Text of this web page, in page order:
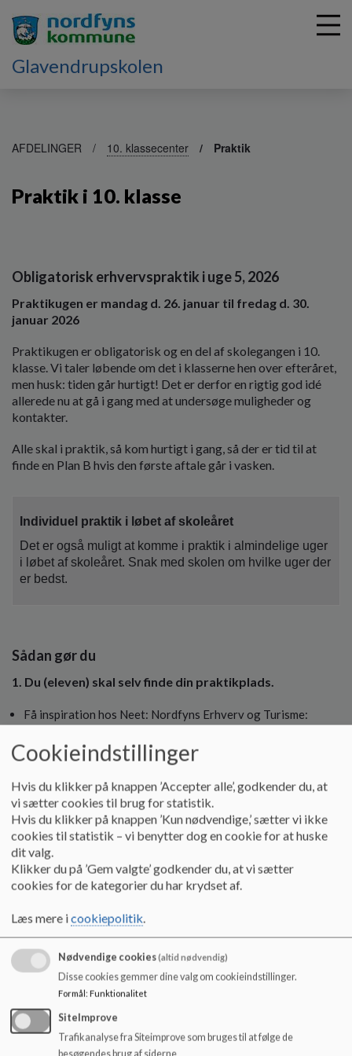
Glavendrupskolen
AFDELINGER 10. klassecenter Praktik
Praktik i 10. klasse
Obligatorisk erhvervspraktik i uge 5, 2026
Praktikugen er mandag d. 26. januar til fredag d. 30.
januar 2026
Praktikugen er obligatorisk og en del af skolegangen i 10.
klasse. Vi taler løbende om det i klasserne hen over efteråret,
men husk: tiden går hurtigt! Det er derfor en rigtig god idé
allerede nu at gå i gang med at undersøge muligheder og
kontakter.
Alle skal i praktik, så kom hurtigt i gang, så der er tid til at
finde en Plan B hvis den første aftale går i vasken.
Individuel praktik i løbet af skoleåret
Det er også muligt at komme i praktik i almindelige uger
i løbet af skoleåret. Snak med skolen om hvilke uger der
er bedst.
Sådan gør du
1. Du (eleven) skal selv finde din praktikplads.
Få inspiration hos Neet: Nordfyns Erhverv og Turisme:
Se “Gode råd til at finde praktiksted” for neden.
Se også forslagene på side 2 i praktikaftalen, som du kan
downloade nederst på siden.
2. Få aftalen på plads (Deadline 11. december)
Når praktikstedet er fundet, skal du udfylde en
praktikkontrakt. Det kan du gøre på din telefon, fx når du er
Opret din praktikaftale på
Tast virksomhedens navn eller CVR og find virksomheden på
listen.
Husk at notere kontaktperson og dennes oplysninger (mail
Tidligere var der en blanket, men den er afskaffet da
eleverne kan registrere praktikken direkte på deres
Cookieindstillinger
Hvis du klikker på knappen ’Accepter alle’, godkender du, at
vi sætter cookies til brug for statistik.
Hvis du klikker på knappen ’Kun nødvendige,’ sætter vi ikke
cookies til statistik – vi benytter dog en cookie for at huske
dit valg.
Klikker du på ’Gem valgte’ godkender du, at vi sætter
cookies for de kategorier du har krydset af.
Læs mere icookiepolitik.
Nødvendige cookies(altid nødvendig)
Disse cookies gemmer dine valg om cookieindstillinger.
Formål: Funktionalitet
SiteImprove
Trafikanalyse fra Siteimprove som bruges til at følge de